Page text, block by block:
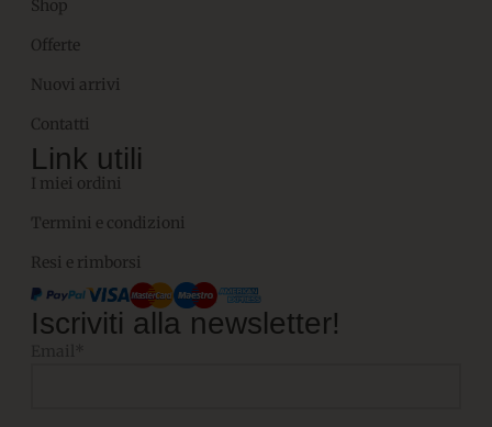
Shop
Offerte
Nuovi arrivi
Contatti
Link utili
I miei ordini
Termini e condizioni
Resi e rimborsi
Iscriviti alla newsletter!